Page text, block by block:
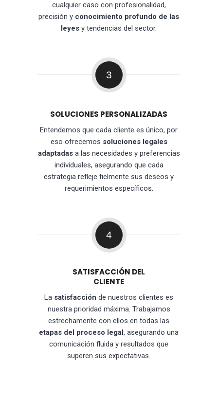
cualquier caso con profesionalidad,
precisión y conocimiento profundo de las
leyes y tendencias del sector.
3
SOLUCIONES PERSONALIZADAS
Entendemos que cada cliente es único, por
eso ofrecemos soluciones legales
adaptadasa las necesidades y preferencias
individuales, asegurando que cada
estrategia refleje fielmente sus deseos y
requerimientos específicos.
4
SATISFACCIÓN DEL
CLIENTE
La satisfacción de nuestros clientes es
nuestra prioridad máxima. Trabajamos
estrechamente con ellos en todas las
etapas del proceso legal, asegurando una
comunicación fluida y resultados que
superen sus expectativas.